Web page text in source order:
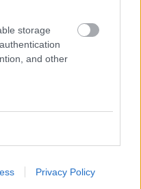
storage
and other
Privacy Policy
Csakfoci az elsők
találatokban
#SKÓCIA